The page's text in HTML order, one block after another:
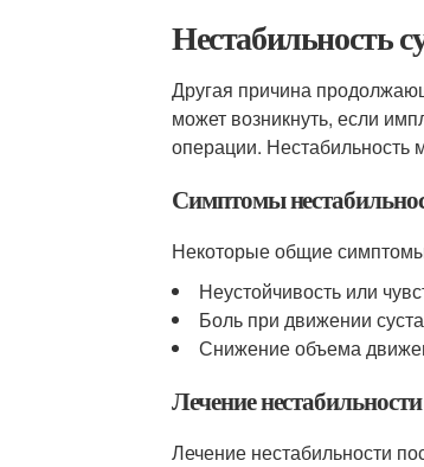
Нестабильность
Другая причина
может возникнуть, если
операции. Нестабильность
Симптомы
Некоторые общие
Неустойчивость или
Боль при движении
Снижение объема
Лечение нестабильности
Лечение нестабильности